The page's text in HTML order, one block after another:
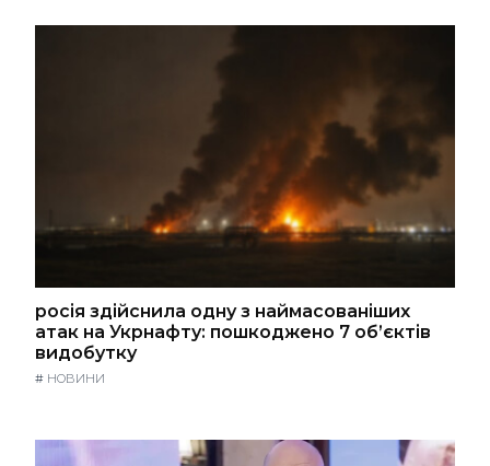
росія здійснила одну з наймасованіших
атак на Укрнафту: пошкоджено 7 об’єктів
видобутку
# НОВИНИ